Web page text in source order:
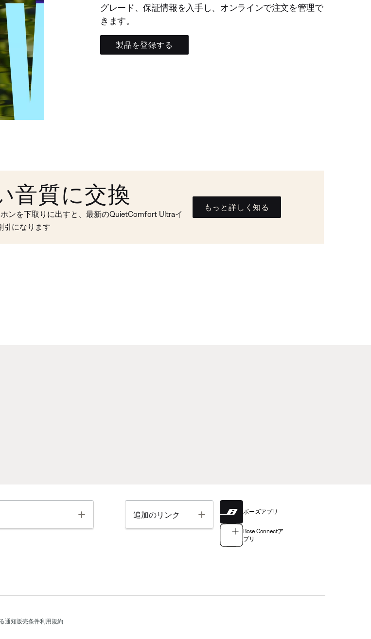
グレード、保証情報を入手し、オンラインで注文を管理で
きます。
製品を登録する
音質に交換
ンを下取りに出すと、最新のQuietComfort Ultraイ
引になります
もっと詳しく知る
Toggle 追加のリンク Toggle ボーズアプリ
Bose Connectア
プリ
通知販売条件利用規約